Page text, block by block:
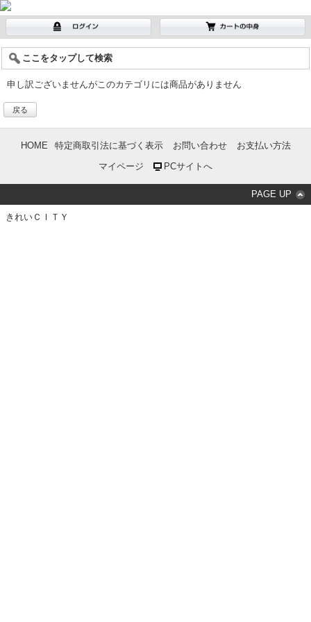
ここをタップして検索
申し訳ございませんがこのカテゴリには商品がありません
戻る
HOME 特定商取引法に基づく表示 お問い合わせ
お支払い方法
マイページ
PCサイトへ
PAGE UP
きれいＣＩＴＹ